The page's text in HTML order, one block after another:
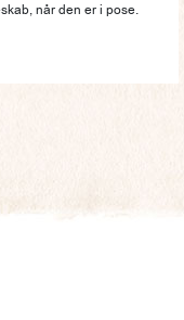
når den er i pose.